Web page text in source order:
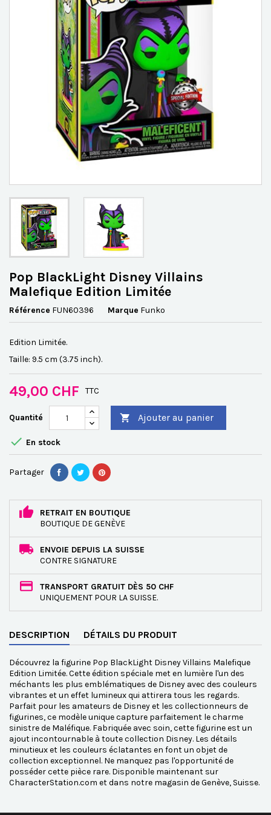
Pop BlackLight Disney Villains
Malefique Edition Limitée
Référence FUN60396 Marque Funko
Edition Limitée.
Taille: 9.5 cm (3.75 inch).
49,00 CHF TTC
Quantité  Ajouter au panier
 En stock
Partager
RETRAIT EN BOUTIQUE
BOUTIQUE DE GENÈVE
ENVOIE DEPUIS LA SUISSE
CONTRE SIGNATURE
TRANSPORT GRATUIT DÈS 50 CHF
UNIQUEMENT POUR LA SUISSE.
DESCRIPTION DÉTAILS DU PRODUIT
Découvrez la figurine Pop BlackLight Disney Villains Malefique
Edition Limitée. Cette édition spéciale met en lumière l'un des
méchants les plus emblématiques de Disney avec des couleurs
vibrantes et un effet lumineux qui attirera tous les regards.
Parfait pour les amateurs de Disney et les collectionneurs de
figurines, ce modèle unique capture parfaitement le charme
sinistre de Maléfique. Fabriquée avec soin, cette figurine est un
ajout incontournable à toute collection Disney. Les détails
minutieux et les couleurs éclatantes en font un objet de
collection exceptionnel. Ne manquez pas l'opportunité de
posséder cette pièce rare. Disponible maintenant sur
CharacterStation.com et dans notre magasin de Genève, Suisse.